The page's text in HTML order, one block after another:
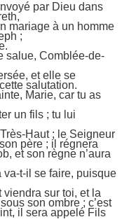
par Dieu dans
mariage à un homme
;
salue, Comblée-de-
et elle se
salutation.
Marie, car tu as
un fils ; tu lui
Haut ; le Seigneur
père ; il régnera
et son règne n’aura
va-t-il se faire, puisque
viendra sur toi, et la
son ombre ; c’est
il sera appelé Fils